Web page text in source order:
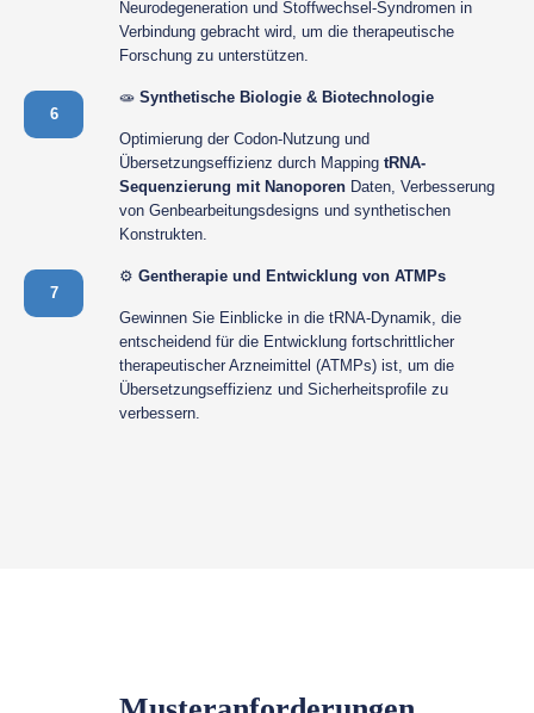
Neurodegeneration und Stoffwechsel-Syndromen in
Verbindung gebracht wird, um die therapeutische
Forschung zu unterstützen.
6
🧫 Synthetische Biologie & Biotechnologie
Optimierung der Codon-Nutzung und
Übersetzungseffizienz durch Mapping tRNA-
Sequenzierung mit Nanoporen Daten, Verbesserung
von Genbearbeitungsdesigns und synthetischen
Konstrukten.
7
⚙️ Gentherapie und Entwicklung von ATMPs
Gewinnen Sie Einblicke in die tRNA-Dynamik, die
entscheidend für die Entwicklung fortschrittlicher
therapeutischer Arzneimittel (ATMPs) ist, um die
Übersetzungseffizienz und Sicherheitsprofile zu
verbessern.